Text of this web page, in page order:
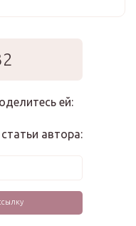
ей:
автора: